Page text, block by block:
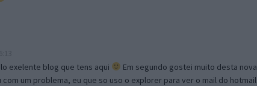
exelente blog que tens aqui
Em segundo gostei muito desta nova
um problema, eu que so uso o explorer para ver o mail do hotmail